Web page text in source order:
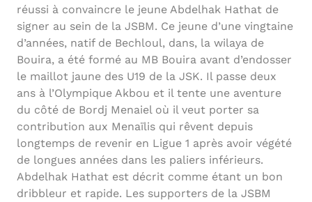
réussi à convaincre le jeune Abdelhak Hathat de
signer au sein de la JSBM. Ce jeune d’une vingtaine
d’années, natif de Bechloul, dans, la wilaya de
Bouira, a été formé au MB Bouira avant d’endosser
le maillot jaune des U19 de la JSK. Il passe deux
ans à l’Olympique Akbou et il tente une aventure
du côté de Bordj Menaiel où il veut porter sa
contribution aux Menaïlis qui rêvent depuis
longtemps de revenir en Ligue 1 après avoir végété
de longues années dans les paliers inférieurs.
Abdelhak Hathat est décrit comme étant un bon
dribbleur et rapide. Les supporters de la JSBM